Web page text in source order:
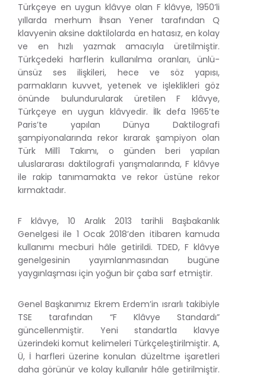
Türkçeye en uygun klâvye olan F klâvye, 1950’li
yıllarda merhum İhsan Yener tarafından Q
klavyenin aksine daktilolarda en hatasız, en kolay
ve en hızlı yazmak amacıyla üretilmiştir.
Türkçedeki harflerin kullanılma oranları, ünlü-
ünsüz ses ilişkileri, hece ve söz yapısı,
parmakların kuvvet, yetenek ve işleklikleri göz
önünde bulundurularak üretilen F klâvye,
Türkçeye en uygun klâvyedir. İlk defa 1965’te
Paris’te yapılan Dünya Daktilografi
şampiyonalarında rekor kırarak şampiyon olan
Türk Millî Takımı, o günden beri yapılan
uluslararası daktilografi yarışmalarında, F klâvye
ile rakip tanımamakta ve rekor üstüne rekor
kırmaktadır.
F klâvye, 10 Aralık 2013 tarihli Başbakanlık
Genelgesi ile 1 Ocak 2018’den itibaren kamuda
kullanımı mecburi hâle getirildi. TDED, F klâvye
genelgesinin yayımlanmasından bugüne
yaygınlaşması için yoğun bir çaba sarf etmiştir.
Genel Başkanımız Ekrem Erdem’in ısrarlı takibiyle
TSE tarafından “F Klâvye Standardı”
güncellenmiştir. Yeni standartla klavye
üzerindeki komut kelimeleri Türkçeleştirilmiştir. A,
Ü, İ harfleri üzerine konulan düzeltme işaretleri
daha görünür ve kolay kullanılır hâle getirilmiştir.